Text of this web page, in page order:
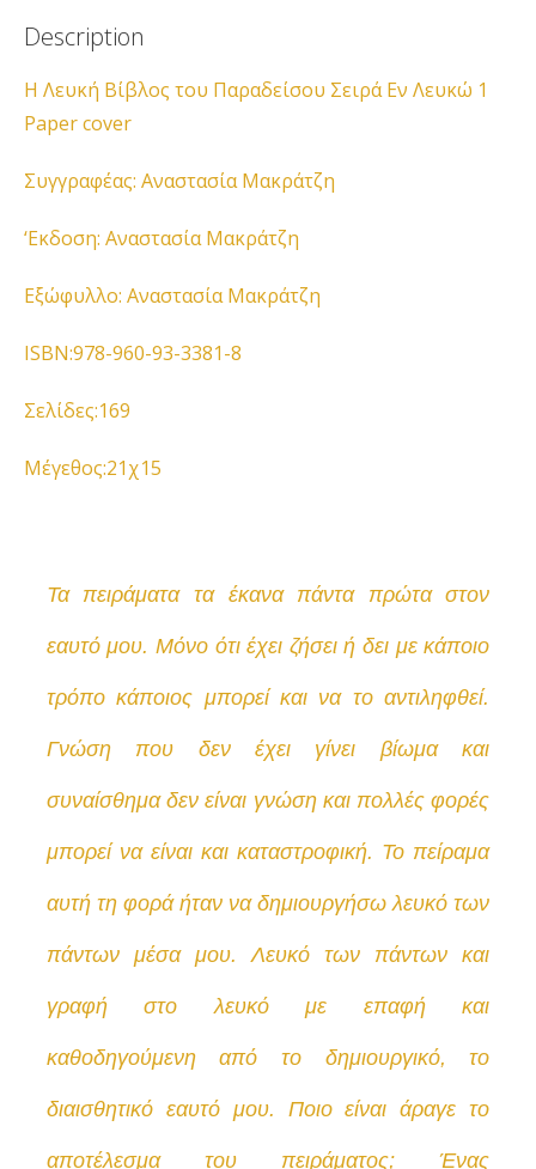
1
quantity
Description
Η Λευκή Βίβλος του Παραδείσου Σειρά Εν Λευκώ 1
Paper cover
Συγγραφέας: Αναστασία Μακράτζη
‘Εκδοση: Αναστασία Μακράτζη
Εξώφυλλο: Αναστασία Μακράτζη
ISBN:978-960-93-3381-8
Σελίδες:169
Μέγεθος:21χ15
Τα πειράματα τα έκανα πάντα πρώτα στον
εαυτό μου. Μόνο ότι έχει ζήσει ή δει με κάποιο
τρόπο κάποιος μπορεί και να το αντιληφθεί.
Γνώση που δεν έχει γίνει βίωμα και
συναίσθημα δεν είναι γνώση και πολλές φορές
μπορεί να είναι και καταστροφική. Το πείραμα
αυτή τη φορά ήταν να δημιουργήσω λευκό των
πάντων μέσα μου. Λευκό των πάντων και
γραφή στο λευκό με επαφή και
καθοδηγούμενη από το δημιουργικό, το
διαισθητικό εαυτό μου. Ποιο είναι άραγε το
αποτέλεσμα του πειράματος; Ένας